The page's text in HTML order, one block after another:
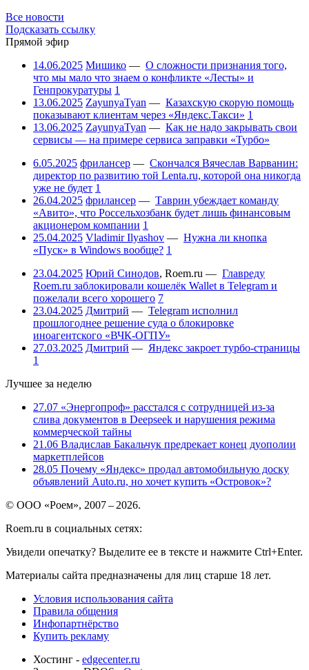
Все новости
Подсказать ссылку
Прямой эфир
14.06.2025 Мишико — О сложности признания того,
что мы мало что знаем о конфликте «Лесты» и
Генпрокуратуры 1
13.06.2025 ZayunyaTyan — Казахскую скорую помощь
показывают клиентам через «Яндекс.Такси» 1
13.06.2025 ZayunyaTyan — Как не надо закрывать свои
сервисы — на примере сервиса заправки «Турбо»
6.05.2025 фрилансер — Скончался Вячеслав Варванин:
директор по развитию той Lenta.ru, которой она никогда
уже не будет 1
26.04.2025 фрилансер — Таврин убеждает команду
«Авито», что Россельхозбанк будет лишь финансовым
акционером компании 1
25.04.2025 Vladimir Ilyashov — Нужна ли кнопка
«Пуск» в Windows вообще? 1
23.04.2025 Юрий Синодов, Roem.ru — Главреду
Roem.ru заблокировали кошелёк Wallet в Telegram и
пожелали всего хорошего 7
23.04.2025 Дмитрий — Telegram исполнил
прошлогоднее решение суда о блокировке
иноагентского «ВЧК-ОГПУ»
27.03.2025 Дмитрий — Яндекс закроет турбо-страницы
1
Лучшее за неделю
27.07 «Энергопроф» расстался с сотрудницей из-за
слива документов в Deepseek и нарушения режима
коммерческой тайны
21.06 Владислав Бакальчук предрекает конец дуополии
маркетплейсов
28.05 Почему «Яндекс» продал автомобильную доску
объявлений Auto.ru, но хочет купить «Островок»?
© ООО «Роем», 2007 – 2026.
Roem.ru в социальных сетях:
Увидели опечатку? Выделите ее в тексте и нажмите Ctrl+Enter.
Материалы сайта предназначены для лиц старше 18 лет.
Условия использования сайта
Правила общения
Инфопартнёрство
Купить рекламу
Хостинг - edgecenter.ru